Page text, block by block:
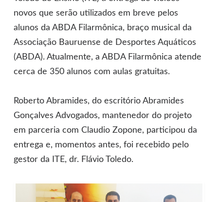
novos que serão utilizados em breve pelos
alunos da ABDA Filarmônica, braço musical da
Associação Bauruense de Desportes Aquáticos
(ABDA). Atualmente, a ABDA Filarmônica atende
cerca de 350 alunos com aulas gratuitas.
Roberto Abramides, do escritório Abramides
Gonçalves Advogados, mantenedor do projeto
em parceria com Claudio Zopone, participou da
entrega e, momentos antes, foi recebido pelo
gestor da ITE, dr. Flávio Toledo.